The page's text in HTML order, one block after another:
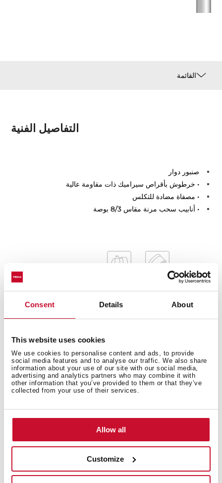
Consent Details About
This website uses cookies
We use cookies to personalise content and ads, to provide
social media features and to analyse our traffic. We also share
information about your use of our site with our social media,
advertising and analytics partners who may combine it with
other information that you’ve provided to them or that they’ve
collected from your use of their services.
Allow all
Customize
القائمة
التفاصيل الفنية
صنبور دوار
• خرطوش بأقراص سيراميك ذات مقاومة عالية
• مصفاة مضادة للتكلس
• أنابيب سحب مرنة مقاس 8/3 بوصة
القياسات الداخلية
المقاسات العامة
نماذج